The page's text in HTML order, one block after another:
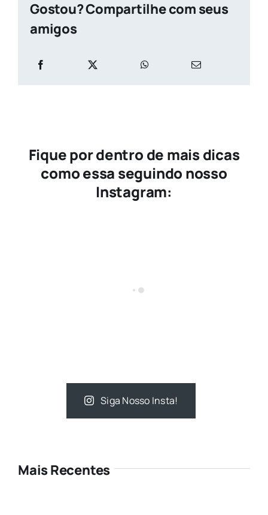
Gostou? Compartilhe com seus
amigos
Fique por dentro de mais dicas
como essa seguindo nosso
Instagram:
Siga Nosso Insta!
Mais Recentes